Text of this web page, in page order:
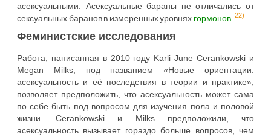
асексуальными. Асексуальные бараны не отличались от
сексуальных баранов в измеренных уровнях гормонов.22)
Феминистские исследования
Работа, написанная в 2010 году Karli June Cerankowski и
Megan Milks, под названием «Новые ориентации:
асексуальность и её последствия в теории и практике»,
позволяет предположить, что асексуальность может сама
по себе быть под вопросом для изучения пола и половой
жизни. Cerankowski и Milks предположили, что
асексуальность вызывает гораздо больше вопросов, чем